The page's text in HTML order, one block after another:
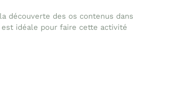
découverte des os contenus dans
idéale pour faire cette activité